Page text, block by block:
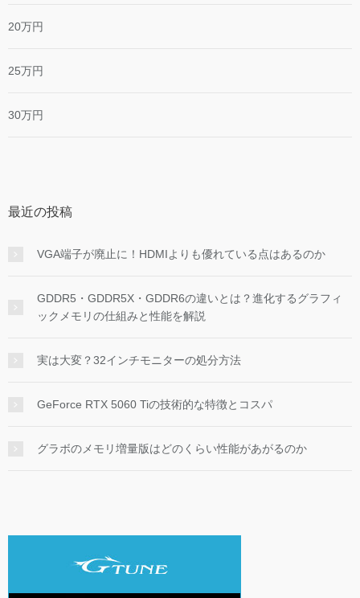
20万円
25万円
30万円
最近の投稿
VGA端子が廃止に！HDMIよりも優れている点はあるのか
GDDR5・GDDR5X・GDDR6の違いとは？進化するグラフィ
ックメモリの仕組みと性能を解説
実は大変？32インチモニターの処分方法
GeForce RTX 5060 Tiの技術的な特徴とコスパ
グラボのメモリ増量版はどのくらい性能があがるのか